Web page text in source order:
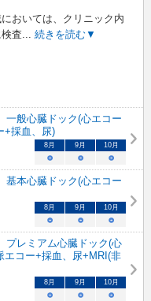
おいては、クリニック内
査
続きを読む▼
一般心臓ドック(心エコー
+採血、尿)
8 月 9 月 10月
○ ○ ○
基本心臓ドック(心エコー
8 月 9 月 10月
○ ○ ○
プレミアム心臓ドック(心
エコー+採血、尿+MRI(非
8 月 9 月 10月
○ ○ ○